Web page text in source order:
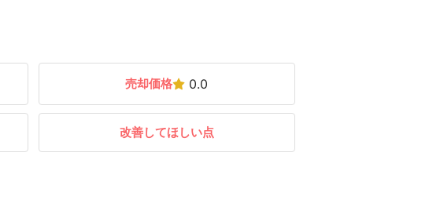
売却価格 0.0
改善してほしい点